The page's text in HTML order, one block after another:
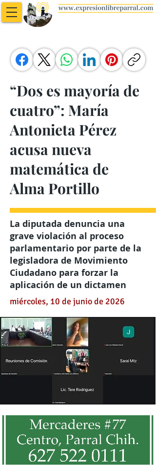
“Dos es mayoría de
cuatro”: María
Antonieta Pérez
acusa nueva
matemática de
Alma Portillo
La diputada denuncia una
grave violación al proceso
parlamentario por parte de la
legisladora de Movimiento
Ciudadano para forzar la
aplicación de un dictamen
miércoles, 10 de junio de 2026